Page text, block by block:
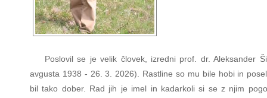
Poslovil se je velik človek, izredni prof. dr. Aleksander
avgusta 1938 - 26. 3. 2026). Rastline so mu bile hobi in
bil tako dober. Rad jih je imel in kadarkoli si se z njim